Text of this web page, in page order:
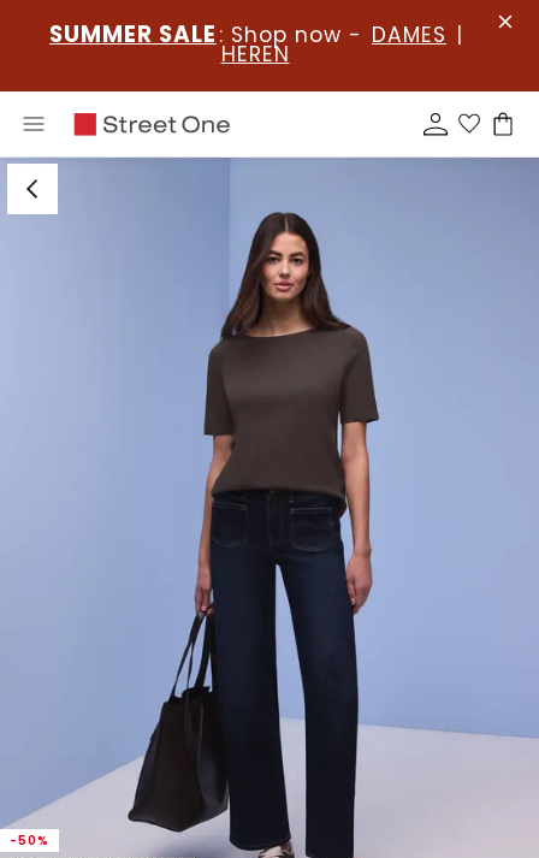
SUMMER SALE : Shop now - DAMES |
HEREN
-50%